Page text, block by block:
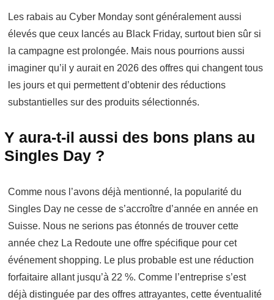
Les rabais au Cyber Monday sont généralement aussi
élevés que ceux lancés au Black Friday, surtout bien sûr si
la campagne est prolongée. Mais nous pourrions aussi
imaginer qu’il y aurait en 2026 des offres qui changent tous
les jours et qui permettent d’obtenir des réductions
substantielles sur des produits sélectionnés.
Y aura-t-il aussi des bons plans au
Singles Day ?
Comme nous l’avons déjà mentionné, la popularité du
Singles Day ne cesse de s’accroître d’année en année en
Suisse. Nous ne serions pas étonnés de trouver cette
année chez La Redoute une offre spécifique pour cet
événement shopping. Le plus probable est une réduction
forfaitaire allant jusqu’à 22 %. Comme l’entreprise s’est
déjà distinguée par des offres attrayantes, cette éventualité